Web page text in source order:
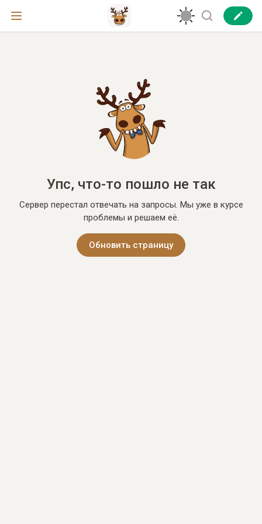
Упс, что-то пошло не так
Сервер перестал отвечать на запросы. Мы уже в курсе
проблемы и решаем её.
Обновить страницу